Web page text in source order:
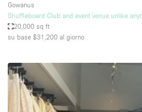
Bagno
Banconi
Camere Multiple
Camerini di prova
Concierge
Gowanus
Shuffleboard Club and event venue unlike
20,000 sq ft
su base $31,200 al giorno